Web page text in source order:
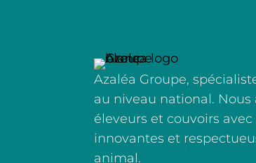
Azaléa Groupe,
au niveau national.
éleveurs et couvoirs
innovantes et
animal.